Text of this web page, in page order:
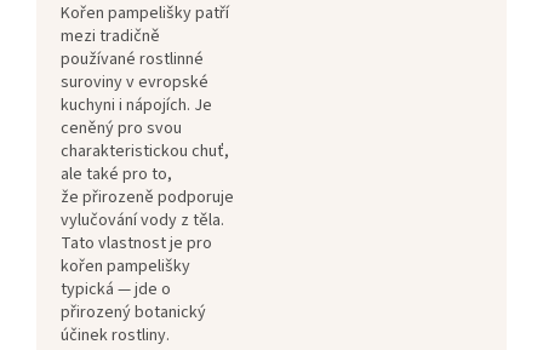
Kořen pampelišky patří
mezi tradičně
používané rostlinné
suroviny v evropské
kuchyni i nápojích. Je
ceněný pro svou
charakteristickou chuť,
ale také pro to,
že přirozeně podporuje
vylučování vody z těla.
Tato vlastnost je pro
kořen pampelišky
typická — jde o
přirozený botanický
účinek rostliny.